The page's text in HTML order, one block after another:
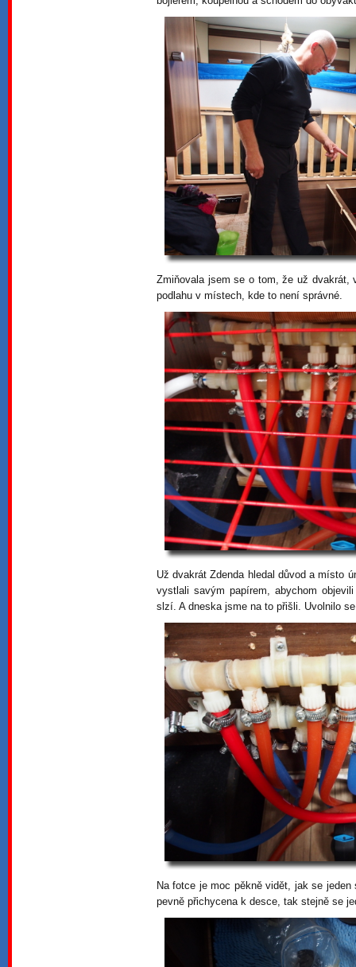
Zmiňovala jsem se o tom, že už
podlahu v místech, kde to není správné.
Už dvakrát Zdenda hledal důvod a místo
vystlali savým papírem, abychom
slzí. A dneska jsme na to přišli. Uvolnilo
Na fotce je moc pěkně vidět, jak se
pevně přichycena k desce, tak stejně se